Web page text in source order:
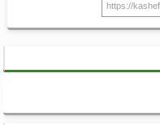
https://